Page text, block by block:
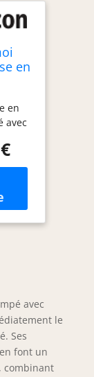
en
en
avec
un
et
ultra
35
cm
pied
avec
le
Ses
font un
combinant